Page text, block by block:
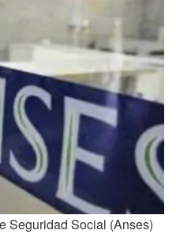
Seguridad Social (Anses)